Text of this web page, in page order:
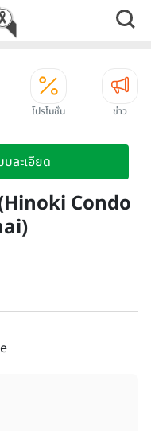
โปรโมชั่น ข่าว
ละเอียด
Condo